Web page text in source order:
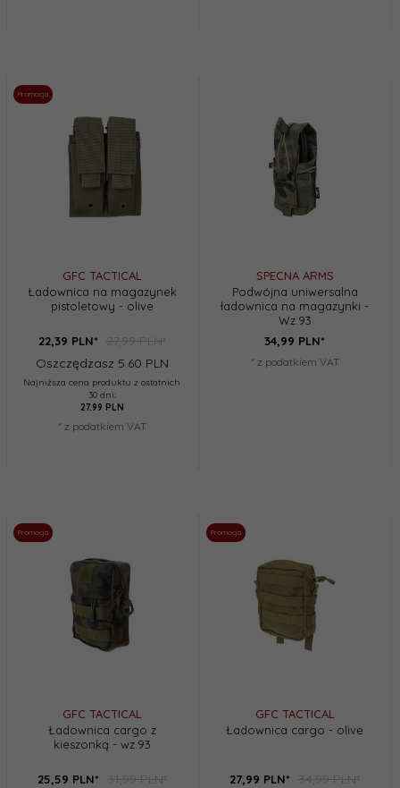
Promocja
GFC TACTICAL
Ładownica na magazynek
pistoletowy - olive
22,39 PLN*
27,99 PLN*
Oszczędzasz 5.60 PLN
Najniższa cena produktu z ostatnich
30 dni:
27.99 PLN
* z podatkiem VAT
SPECNA ARMS
Podwójna uniwersalna
ładownica na magazynki -
Wz.93
34,99 PLN*
* z podatkiem VAT
Promocja
GFC TACTICAL
Ładownica cargo z
kieszonką - wz.93
25,59 PLN*
31,99 PLN*
Promocja
GFC TACTICAL
Ładownica cargo - olive
27,99 PLN*
34,99 PLN*